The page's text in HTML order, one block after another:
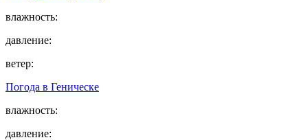
влажность:
давление:
ветер:
Погода в Геническе
влажность:
давление: